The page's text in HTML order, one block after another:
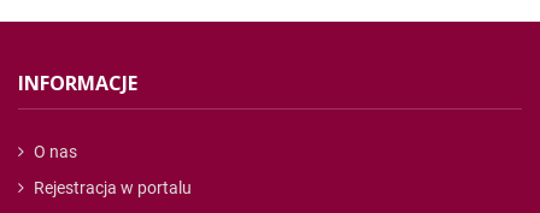
INFORMACJE
O nas
Rejestracja w portalu